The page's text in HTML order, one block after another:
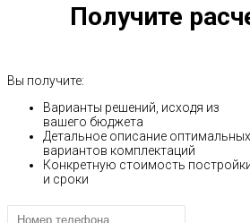
Получите
Вы получите:
Варианты решений, исходя из
вашего бюджета
Детальное описание оптимальных
вариантов комплектаций
Конкретную стоимость
и сроки